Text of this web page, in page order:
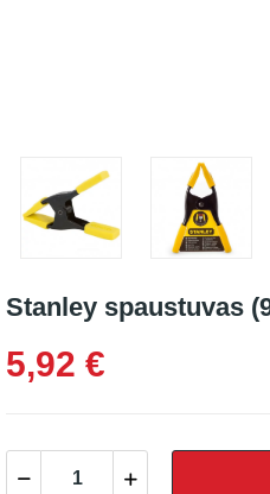
Stanley spaustuvas
5,92 €